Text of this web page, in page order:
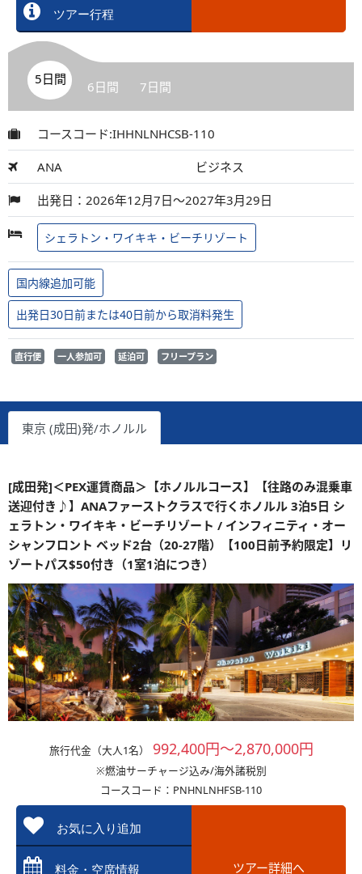
ツアー行程
5日間 6日間 7日間
コースコード:IHHNLNHCSB-110
ANA ビジネス
出発日：2026年12月7日～2027年3月29日
シェラトン・ワイキキ・ビーチリゾート
国内線追加可能
出発日30日前または40日前から取消料発生
直行便 一人参加可 延泊可 フリープラン
東京 (成田)発/ホノルル
[成田発]＜PEX運賃商品＞【ホノルルコース】【往路のみ混乗車
送迎付き♪】ANAファーストクラスで行くホノルル 3泊5日 シ
ェラトン・ワイキキ・ビーチリゾート / インフィニティ・オー
シャンフロント ベッド2台（20-27階）【100日前予約限定】リ
ゾートパス$50付き（1室1泊につき）
旅行代金（大人1名） 992,400円～2,870,000円
※燃油サーチャージ込み/海外諸税別
コースコード：PNHNLNHFSB-110
お気に入り追加
料金・空席情報 ツアー詳細へ